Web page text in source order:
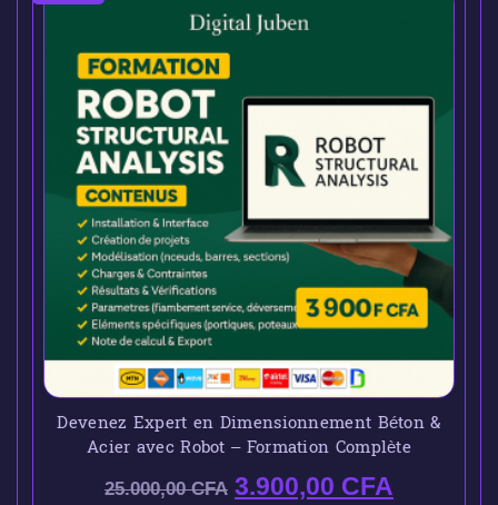
Devenez Expert en Dimensionnement Béton &
Acier avec Robot – Formation Complète
25.000,00CFA 3.900,00 CFA